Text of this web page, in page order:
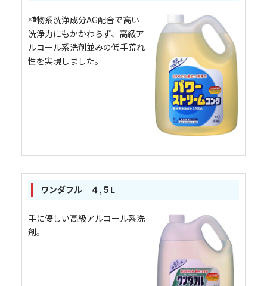
植物系洗浄成分AG配合で高い
洗浄力にもかかわらず、高級ア
ルコール系洗剤並みの低手荒れ
性を実現しました。
ワンダフル ４,５L
手に優しい高級アルコール系洗
剤。